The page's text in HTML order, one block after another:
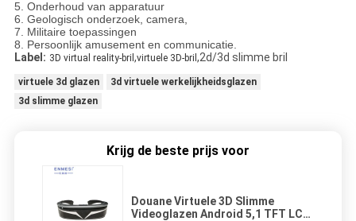
5. Onderhoud van apparatuur
6. Geologisch onderzoek, camera,
7. Militaire toepassingen
8. Persoonlijk amusement en communicatie.
Label: 3D virtual reality-bril ,virtuele 3D-bril ,2d/3d slimme bril
virtuele 3d glazen
3d virtuele werkelijkheidsglazen
3d slimme glazen
Krijg de beste prijs voor
Douane Virtuele 3D Slimme
Videoglazen Android 5,1 TFT LCD